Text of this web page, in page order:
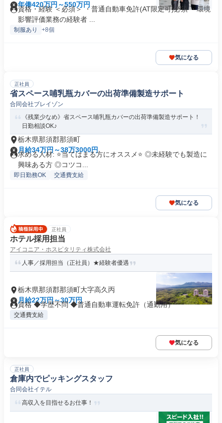
年俸420万円～550万円
資格・経験 ＜必須＞ ・普通自動車免許(AT限定可)必須 ・環境
影響評価業務の経験者 ...
制服あり +8個
気になる
正社員
省スペース哺乳瓶カバーの出荷準備製造サポート
合同会社ブレイゾン
《残業少なめ》省スペース哺乳瓶カバーの出荷準備製造サポート！
日勤相談OK♪
栃木県那須郡那須町
月給34万円～38万3000円
求める人材: ⭐️当てはまる方にオススメ⭐️ ◎未経験でも製造に
興味ある方 ◎コツコ...
即日勤務OK 交通費支給
気になる
正社員
ホテル採用担当
アイコニア・ホスピタリティ株式会社
人事／採用担当（正社員）★経験者優遇
栃木県那須郡那須町大字高久丙
月給22万円～30万円
資格 ◆学歴不問 ◆普通自動車運転免許（通勤用）
交通費支給
気になる
正社員
倉庫内でピッキングスタッフ
合同会社イテル
高収入を目指せるお仕事！